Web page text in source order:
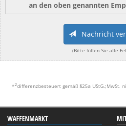
an den oben genannten
Nachricht
(Bitte füllen Sie alle
*2differenzbesteuert gemäß §25a UStG.;MwSt.
WAFFENMARKT